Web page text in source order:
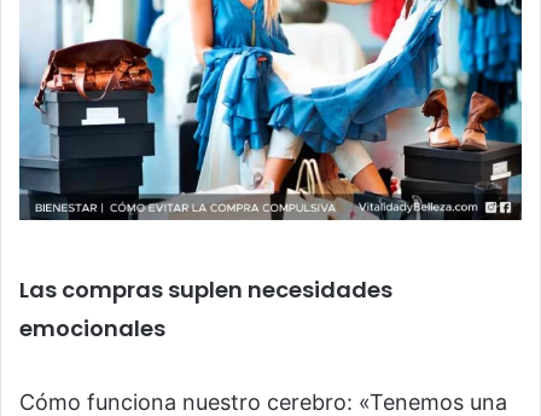
Las compras suplen necesidades
emocionales
Cómo funciona nuestro cerebro: «Tenemos una